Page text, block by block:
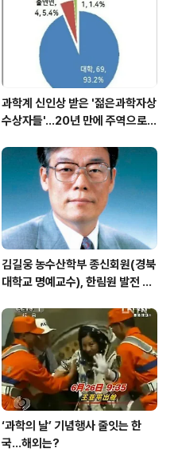
과학계 신인상 받은 '젊은과학자상
수상자들'…20년 만에 주역으로
김길웅 농수산학부 종신회원(경북
대학교 명예교수), 한림원 발전 위
‘과학의 날’ 기념행사 줄잇는 한
국…해외는?